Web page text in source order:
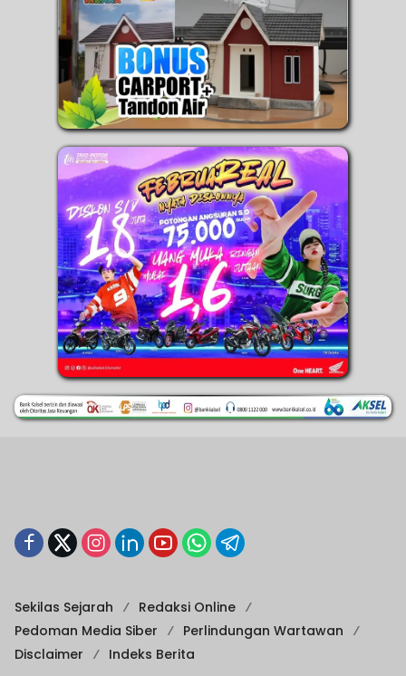
Sekilas Sejarah
Redaksi Online
Pedoman Media Siber
Perlindungan Wartawan
Disclaimer
Indeks Berita